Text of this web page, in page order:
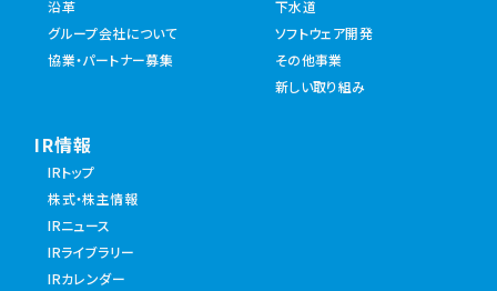
沿革
グループ会社について
協業・パートナー募集
下水道
ソフトウェア開発
その他事業
新しい取り組み
IR情報
IRトップ
株式・株主情報
IRニュース
IRライブラリー
IRカレンダー